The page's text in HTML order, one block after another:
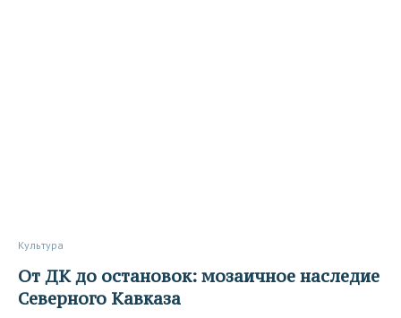
Культура
От ДК до остановок: мозаичное наследие
Северного Кавказа